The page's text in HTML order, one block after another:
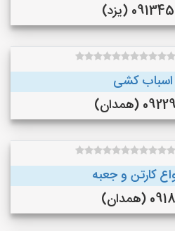
(یزد)
اسباب کشی
(همدان)
کارتن و جعبه